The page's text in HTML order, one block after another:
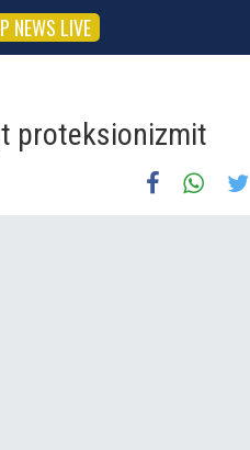
NEWS LIVE
proteksionizmit